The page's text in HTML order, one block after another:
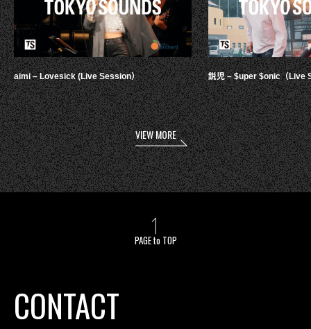
aimi – Lovesick (Live Session） 鋭児 – $uper $onic（Live
VIEW MORE
PAGE to TOP
CONTACT